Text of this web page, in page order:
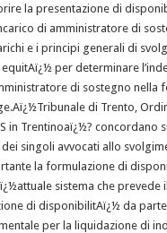
la presentazione di
di amministratore di
e i principi generali di
per determinare
di sostegno nella
di Trento,
in Trentinoaï¿½?
singoli avvocati allo
la formulazione di
sistema che
di disponibilitAï¿½ da
per la liquidazione di